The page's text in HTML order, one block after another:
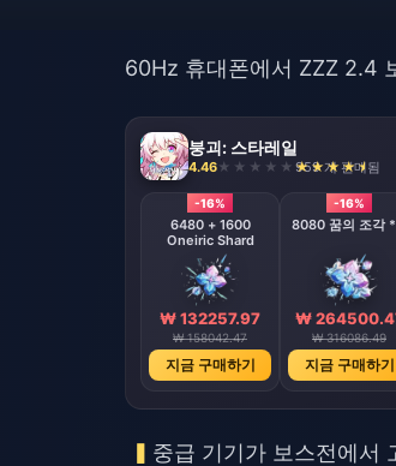
60Hz 휴대폰에서 ZZZ 2.4
붕괴: 스타레일
4.46 959 개 판매됨
-16%
6480 + 1600
Oneiric Shard
₩ 132257.97
₩ 158042.47
지금 구매하기
-16%
8080 꿈의 조각
₩
₩ 316086.49
지금 구매하기
중급 기기가 보스전에서